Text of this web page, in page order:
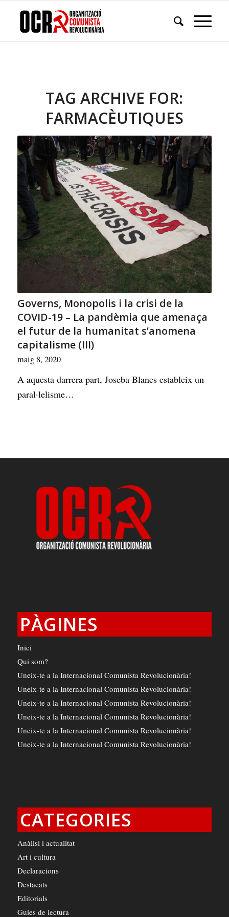
TAG ARCHIVE FOR:
FARMACÈUTIQUES
Governs, Monopolis i la crisi de la
COVID-19 – La pandèmia que amenaça
el futur de la humanitat s’anomena
capitalisme (III)
maig 8, 2020
A aquesta darrera part, Joseba Blanes estableix un
paral·lelisme…
PÀGINES
Inici
Qui som?
Uneix-te a la Internacional Comunista Revolucionària!
Uneix-te a la Internacional Comunista Revolucionària!
Uneix-te a la Internacional Comunista Revolucionària!
Uneix-te a la Internacional Comunista Revolucionària!
Uneix-te a la Internacional Comunista Revolucionària!
Uneix-te a la Internacional Comunista Revolucionària!
CATEGORIES
Anàlisi i actualitat
Art i cultura
Declaracions
Destacats
Editorials
Guies de lectura